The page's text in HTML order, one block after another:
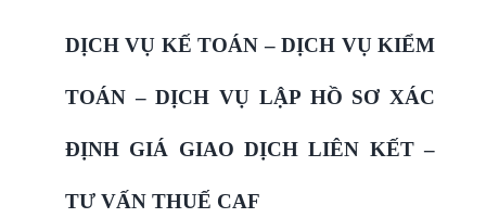
DỊCH VỤ KẾ TOÁN – DỊCH VỤ KIỂM
TOÁN – DỊCH VỤ LẬP HỒ SƠ XÁC
ĐỊNH GIÁ GIAO DỊCH LIÊN KẾT –
TƯ VẤN THUẾ CAF